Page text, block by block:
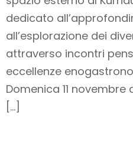
dedicato
all’esplorazione dei
attraverso incontri
eccellenze
Domenica 11 novembre
[…]